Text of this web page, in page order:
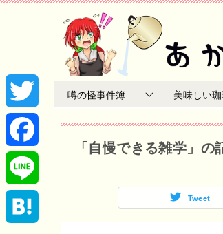
噂の怪事件簿 美味しい
「自慢できる雑学」の
Tweet
T
w
i
t
F
a